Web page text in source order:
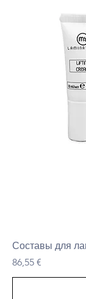
Составы для
Цена
86,55 €